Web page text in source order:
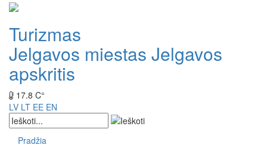
Turizmas
Jelgavos miestas Jelgavos
apskritis
17.8 C°
LV LT EE EN
Pradžia